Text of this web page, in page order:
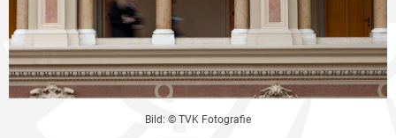
Bild: © TVK Fotografie